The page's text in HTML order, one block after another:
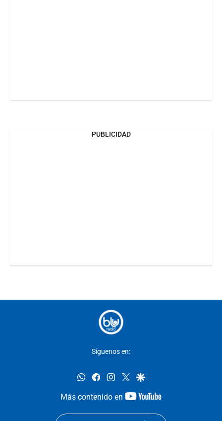
PUBLICIDAD
Síguenos en:
whatsappfacebookinstagram
twittergoogle
Más contenido en
youtube-